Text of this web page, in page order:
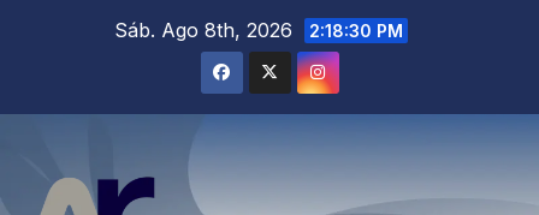
Sáb. Ago 8th, 2026 2:18:32 PM